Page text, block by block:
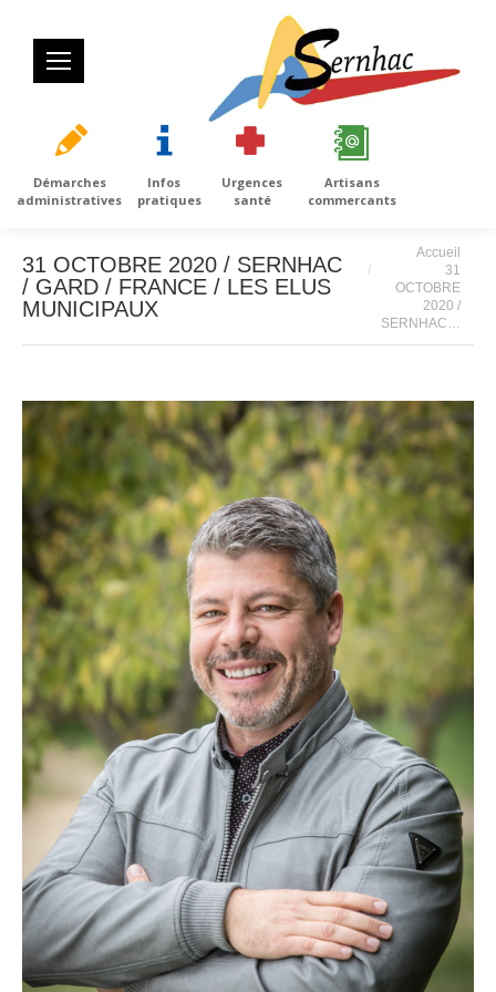
Démarches
administratives
Infos
pratiques
Urgences
santé
Artisans
commercants
31 OCTOBRE 2020 / SERNHAC
/ GARD / FRANCE / LES ELUS
MUNICIPAUX
Vous êtes ici :
Accueil
31
OCTOBRE
2020 /
SERNHAC…